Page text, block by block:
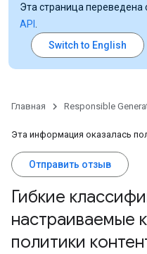
Эта страница
API
Главная Responsible
Эта информация оказалась
Отправить отзыв
Гибкие
настраиваемые
политики